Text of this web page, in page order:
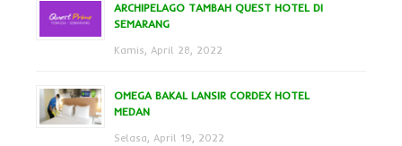
ARCHIPELAGO TAMBAH QUEST HOTEL DI
SEMARANG
Kamis, April 28, 2022
OMEGA BAKAL LANSIR CORDEX HOTEL
MEDAN
Selasa, April 19, 2022